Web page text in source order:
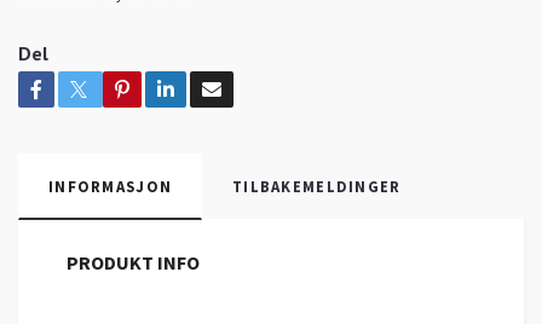
Del
INFORMASJON TILBAKEMELDINGER
PRODUKT INFO